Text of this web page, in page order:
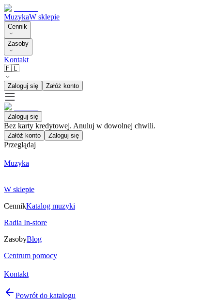
MuzykaW sklepie
Cennik
Zasoby
Kontakt
🇵🇱
Zaloguj się Załóż konto
Zaloguj się
Bez karty kredytowej. Anuluj w dowolnej chwili.
Załóż konto Zaloguj się
Przeglądaj
Muzyka
W sklepie
CennikKatalog muzyki
Radia In-store
ZasobyBlog
Centrum pomocy
Kontakt
Powrót do katalogu